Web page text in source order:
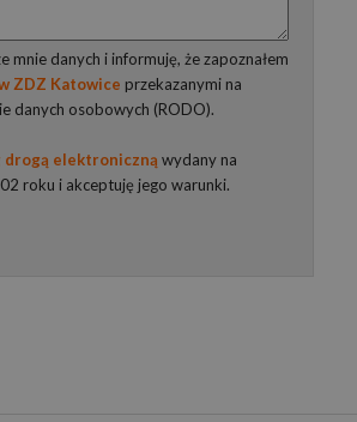
danych i informuję, że zapoznałem
ZDZ Katowice przekazanymi na
danych osobowych (RODO).
drogą elektroniczną wydany na
roku i akceptuję jego warunki.